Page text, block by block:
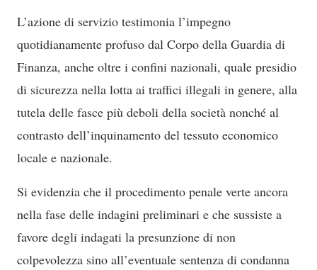
L’azione di servizio testimonia l’impegno
quotidianamente profuso dal Corpo della Guardia di
Finanza, anche oltre i confini nazionali, quale presidio
di sicurezza nella lotta ai traffici illegali in genere, alla
tutela delle fasce più deboli della società nonché al
contrasto dell’inquinamento del tessuto economico
locale e nazionale.
Si evidenzia che il procedimento penale verte ancora
nella fase delle indagini preliminari e che sussiste a
favore degli indagati la presunzione di non
colpevolezza sino all’eventuale sentenza di condanna